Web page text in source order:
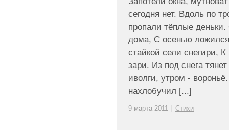
сегодня нет. Вдоль по
пропали тёплые
дома, С осенью
стайкой сели снегири,
зари. Из под снега
иволги, утром -
нахлобучил [...]
9 марта 2011 | Стихи